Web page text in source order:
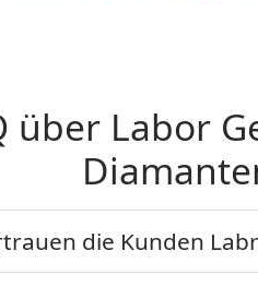
über Labor
die Kunden